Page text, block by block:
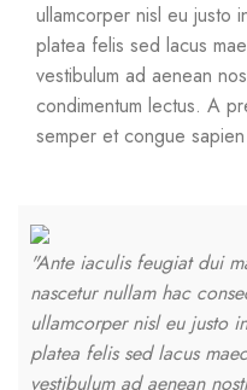
ullamcorper nisl eu justo
platea felis sed lacus
vestibulum ad aenean
condimentum lectus. A
semper et congue
"Ante iaculis feugiat dui
nascetur nullam hac
ullamcorper nisl eu justo
platea felis sed lacus
vestibulum ad aenean